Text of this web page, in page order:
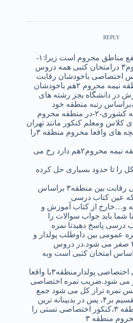
REPLY
طرح شورا بسیار به نفع مناطق محروم است زیرا:۱-
بچه های منطقه محروم۳ درامتحان کتبی همه دروس
اختصاصی باخودشان رقابت
می کنند،بچه های منطقه نیمه محروم ۲هم باخودشان
در دانشگاه بجز رشته های
رتبه منطقه خود
داوطلب است ونه رتبه کشوری-۲-در منطقه محروم
کلاس ومعلم کنکور مانند تهران
هستند که تا حالا حق بچه های واقعا محروم منطقه ۳را
که همین قصه درمنطقه نیمه محروم۲هم دارد رخ می
را تا حدود بسیاری حل کرده
زیرا؛در دروس عمومی رقابت بین منطقه۳ براساس
که عین کتاب درسی
و…خارج از کتاب آموزش و
باید جواب سوالات را
درسی پاسخ دهیدتا نمره
عمومی بین داوطلب پولدار و
واقعا محروم منطقه۳ صفر می شود.در دروس
براساس امتحان کتبی است وبه
اختلاف بین نمره کتبی اختصاصی پولدارمنطقه۳با واقعا
منطقه ۳صفر می شود.ضریب نمره اختصاصی
نمره تراز کل می شود جمع
عمومی واختصاصی تقسیم بر۴، پس در بدبینانه ترین
حالت بچه پول دار منطقه ۳،کنکور اختصاصی تستی را